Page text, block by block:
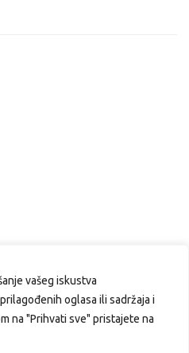
vašeg iskustva
oglasa ili sadržaja i
na "Prihvati sve" pristajete na